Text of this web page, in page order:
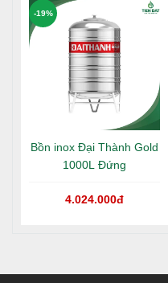
Bồn inox Đại Thành Gold
1000L Đứng
4.024.000đ
-19%